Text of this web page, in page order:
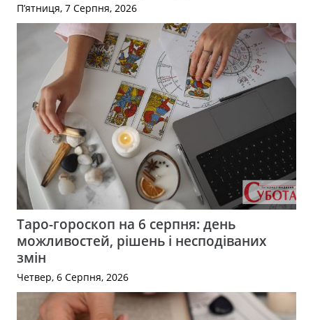
П’ятниця, 7 Серпня, 2026
Таро-гороскоп на 6 серпня: день
можливостей, рішень і несподіваних
змін
Четвер, 6 Серпня, 2026